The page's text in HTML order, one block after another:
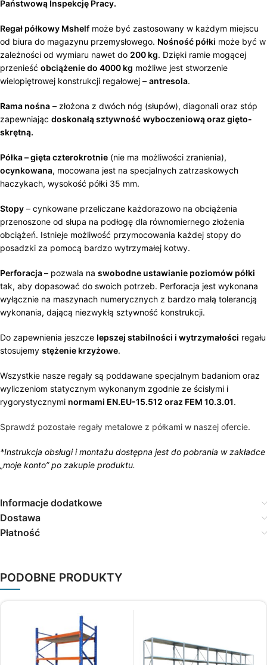
Państwową Inspekcję Pracy.
Regał półkowy Mshelf może być zastosowany w każdym miejscu
od biura do magazynu przemysłowego. Nośność półki może być w
zależności od wymiaru nawet do 200 kg. Dzięki ramie mogącej
przenieść obciążenie do 4000 kg możliwe jest stworzenie
wielopiętrowej konstrukcji regałowej – antresola.
Rama nośna – złożona z dwóch nóg (słupów), diagonali oraz stóp
zapewniając doskonałą sztywność wyboczeniową oraz gięto-
skrętną.
Półka – gięta czterokrotnie (nie ma możliwości zranienia),
ocynkowana, mocowana jest na specjalnych zatrzaskowych
haczykach, wysokość półki 35 mm.
Stopy – cynkowane przeliczane każdorazowo na obciążenia
przenoszone od słupa na podłogę dla równomiernego złożenia
obciążeń. Istnieje możliwość przymocowania każdej stopy do
posadzki za pomocą bardzo wytrzymałej kotwy.
Perforacja– pozwala na swobodne ustawianie poziomów półki
tak, aby dopasować do swoich potrzeb. Perforacja jest wykonana
wyłącznie na maszynach numerycznych z bardzo małą tolerancją
wykonania, dającą niezwykłą sztywność konstrukcji.
Do zapewnienia jeszcze lepszej stabilności i wytrzymałości regału
stosujemy stężenie krzyżowe.
Wszystkie nasze regały są poddawane specjalnym badaniom oraz
wyliczeniom statycznym wykonanym zgodnie ze ścisłymi i
rygorystycznymi normami EN.EU-15.512 oraz FEM 10.3.01.
Sprawdź pozostałe regały metalowe z półkami w naszej ofercie.
*Instrukcja obsługi i montażu dostępna jest do pobrania w zakładce
„moje konto” po zakupie produktu.
Informacje dodatkowe
Dostawa
Płatność
PODOBNE PRODUKTY